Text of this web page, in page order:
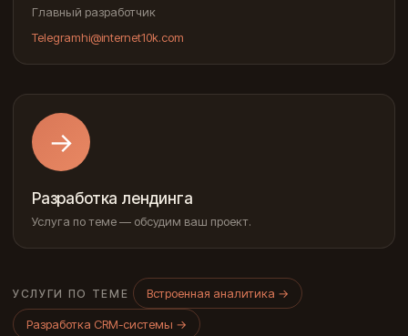
Главный разработчик
Telegramhi@internet10k.com
→
Разработка лендинга
Услуга по теме — обсудим ваш проект.
УСЛУГИ ПО ТЕМЕ Встроенная аналитика →
Разработка CRM-системы →